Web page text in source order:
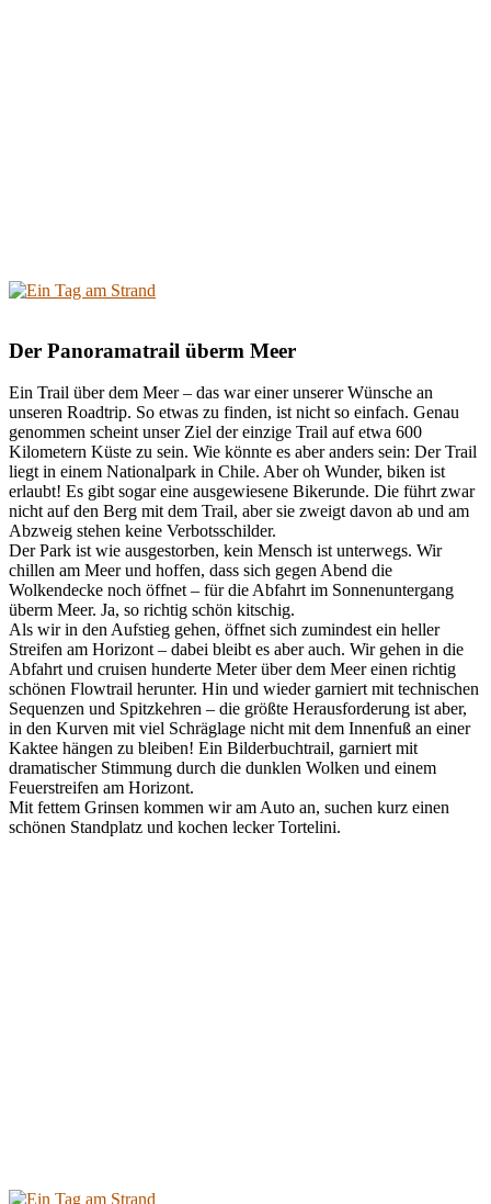
Der Panoramatrail überm Meer
Ein Trail über dem Meer – das war einer unserer Wünsche an
unseren Roadtrip. So etwas zu finden, ist nicht so einfach. Genau
genommen scheint unser Ziel der einzige Trail auf etwa 600
Kilometern Küste zu sein. Wie könnte es aber anders sein: Der Trail
liegt in einem Nationalpark in Chile. Aber oh Wunder, biken ist
erlaubt! Es gibt sogar eine ausgewiesene Bikerunde. Die führt zwar
nicht auf den Berg mit dem Trail, aber sie zweigt davon ab und am
Abzweig stehen keine Verbotsschilder.
Der Park ist wie ausgestorben, kein Mensch ist unterwegs. Wir
chillen am Meer und hoffen, dass sich gegen Abend die
Wolkendecke noch öffnet – für die Abfahrt im Sonnenuntergang
überm Meer. Ja, so richtig schön kitschig.
Als wir in den Aufstieg gehen, öffnet sich zumindest ein heller
Streifen am Horizont – dabei bleibt es aber auch. Wir gehen in die
Abfahrt und cruisen hunderte Meter über dem Meer einen richtig
schönen Flowtrail herunter. Hin und wieder garniert mit technischen
Sequenzen und Spitzkehren – die größte Herausforderung ist aber,
in den Kurven mit viel Schräglage nicht mit dem Innenfuß an einer
Kaktee hängen zu bleiben! Ein Bilderbuchtrail, garniert mit
dramatischer Stimmung durch die dunklen Wolken und einem
Feuerstreifen am Horizont.
Mit fettem Grinsen kommen wir am Auto an, suchen kurz einen
schönen Standplatz und kochen lecker Tortelini.